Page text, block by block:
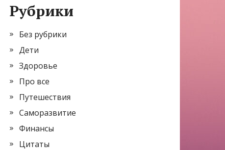
Рубрики
Без рубрики
Дети
Здоровье
Про все
Путешествия
Саморазвитие
Финансы
Цитаты